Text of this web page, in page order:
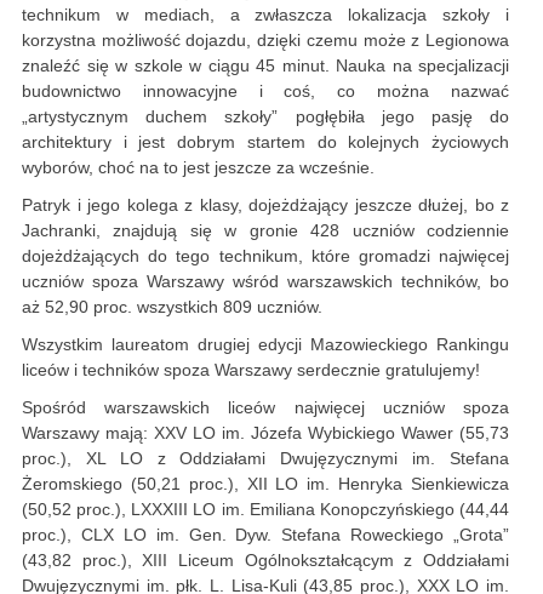
technikum w mediach, a zwłaszcza lokalizacja szkoły i
korzystna możliwość dojazdu, dzięki czemu może z Legionowa
znaleźć się w szkole w ciągu 45 minut. Nauka na specjalizacji
budownictwo innowacyjne i coś, co można nazwać
„artystycznym duchem szkoły” pogłębiła jego pasję do
architektury i jest dobrym startem do kolejnych życiowych
wyborów, choć na to jest jeszcze za wcześnie.
Patryk i jego kolega z klasy, dojeżdżający jeszcze dłużej, bo z
Jachranki, znajdują się w gronie 428 uczniów codziennie
dojeżdżających do tego technikum, które gromadzi najwięcej
uczniów spoza Warszawy wśród warszawskich techników, bo
aż 52,90 proc. wszystkich 809 uczniów.
Wszystkim laureatom drugiej edycji Mazowieckiego Rankingu
liceów i techników spoza Warszawy serdecznie gratulujemy!
Spośród warszawskich liceów najwięcej uczniów spoza
Warszawy mają: XXV LO im. Józefa Wybickiego Wawer (55,73
proc.), XL LO z Oddziałami Dwujęzycznymi im. Stefana
Żeromskiego (50,21 proc.), XII LO im. Henryka Sienkiewicza
(50,52 proc.), LXXXIII LO im. Emiliana Konopczyńskiego (44,44
proc.), CLX LO im. Gen. Dyw. Stefana Roweckiego „Grota”
(43,82 proc.), XIII Liceum Ogólnokształcącym z Oddziałami
Dwujęzycznymi im. płk. L. Lisa-Kuli (43,85 proc.), XXX LO im.